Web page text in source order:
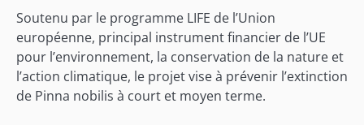
Soutenu par le programme LIFE de l’Union
européenne, principal instrument financier de l’UE
pour l’environnement, la conservation de la nature et
l’action climatique, le projet vise à prévenir l’extinction
de Pinna nobilis à court et moyen terme.